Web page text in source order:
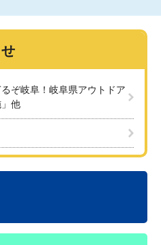
ぞ岐阜！岐阜県アウトドア
他